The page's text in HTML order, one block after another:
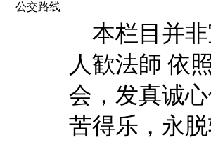
公交路线
本栏目并非
人歓法師 依
会，发真诚
苦得乐，永